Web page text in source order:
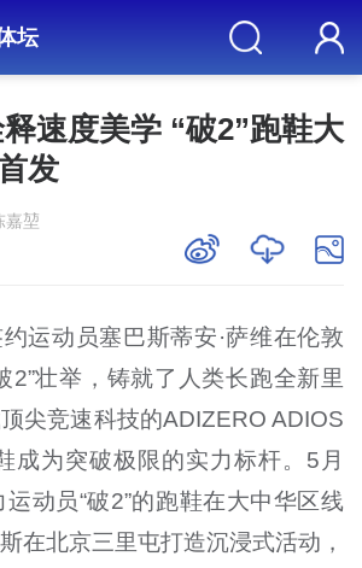
坛
速度美学 “破2”跑鞋大
发
嘉堃
运动员塞巴斯蒂安·萨维在伦敦
2”壮举，铸就了人类长跑全新里
尖竞速科技的ADIZERO ADIOS
成为突破极限的实力标杆。5月
动员“破2”的跑鞋在大中华区线
在北京三里屯打造沉浸式活动，